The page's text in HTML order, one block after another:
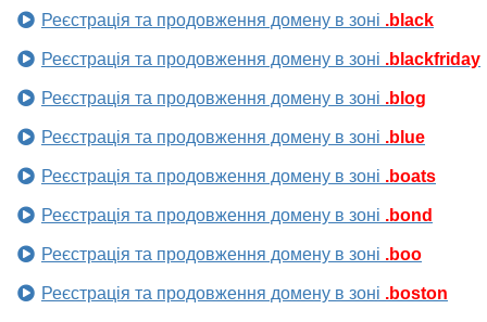
Реєстрація та продовження домену в зоні .black
Реєстрація та продовження домену в зоні .blackfriday
Реєстрація та продовження домену в зоні .blog
Реєстрація та продовження домену в зоні .blue
Реєстрація та продовження домену в зоні .boats
Реєстрація та продовження домену в зоні .bond
Реєстрація та продовження домену в зоні .boo
Реєстрація та продовження домену в зоні .boston